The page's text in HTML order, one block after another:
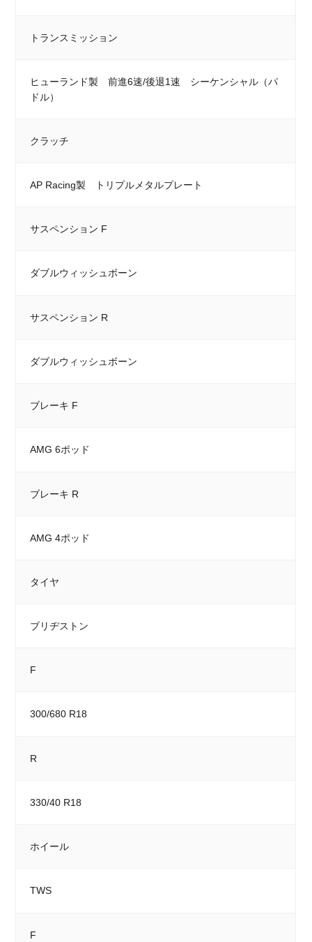
トランスミッション
ヒューランド製 前進6速/後退1速 シーケンシャル（パ
ドル）
クラッチ
AP Racing製 トリプルメタルプレート
サスペンション F
ダブルウィッシュボーン
サスペンション R
ダブルウィッシュボーン
ブレーキ F
AMG 6ポッド
ブレーキ R
AMG 4ポッド
タイヤ
ブリヂストン
F
300/680 R18
R
330/40 R18
ホイール
TWS
F